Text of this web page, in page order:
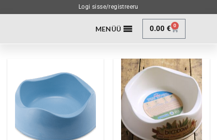
Logi sisse/registreeru
MENÜÜ 0.00€ 0